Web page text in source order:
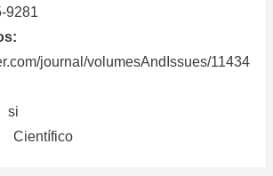
9281
journal/volumesAndIssues/11434
si
Científico